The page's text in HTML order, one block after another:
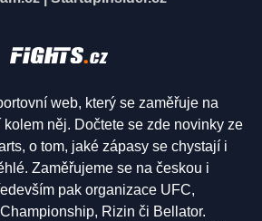
web, který se zaměřuje na
kolem něj. Dočtete se zde novinky ze
o tom, jaké zápasy se chystají i
Zaměřujeme se na českou i
pak organizace UFC,
Rizin či Bellator.